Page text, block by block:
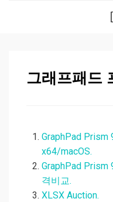
그래프패드
GraphPad Prism
x64/macOS.
GraphPad Prism
격비교.
XLSX Auction.